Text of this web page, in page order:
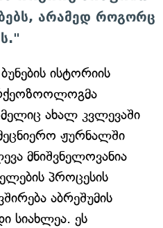
არამედ როგორც
ისტორიის
ახალ კვლევაში
ჟურნალში
მნიშვნელოვანია
პროცესის
აბრეშუმის
სიახლეა. ეს